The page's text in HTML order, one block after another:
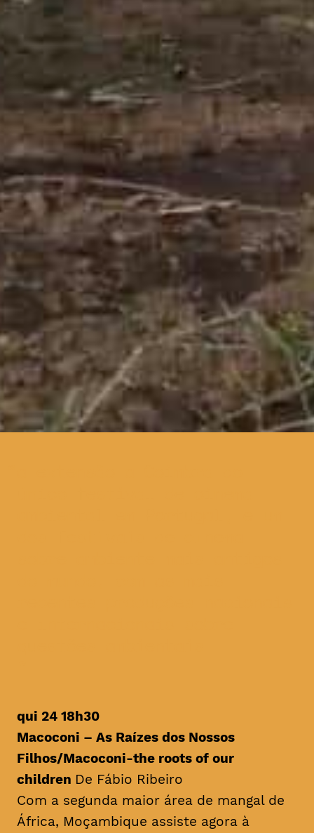
qui 24 18h30
Macoconi – As Raízes dos Nossos
Filhos/Macoconi-the roots of our
children De Fábio Ribeiro
Com a segunda maior área de mangal de
África, Moçambique assiste agora à